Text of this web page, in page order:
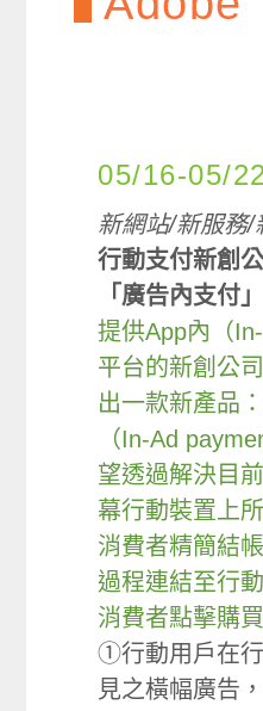
05/16-05/
新網站/新服務/
行動支付新創
「廣告內支付」
提供App內（
平台的新創公
出一款新產品
（In-Ad
望透過解決目
幕行動裝置上
消費者精簡結
過程連結至行
消費者點擊購
①行動用戶在
見之橫幅廣告